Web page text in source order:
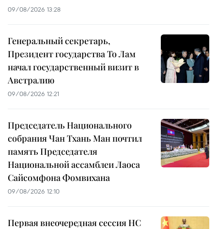
09/08/2026 13:28
Генеральный секретарь,
Президент государства То Лам
начал государственный визит в
Австралию
09/08/2026 12:21
Председатель Национального
собрания Чан Тхань Ман почтил
память Председателя
Национальной ассамблеи Лаоса
Сайсомфона Фомвихана
09/08/2026 12:10
Первая внеочередная сессия НС